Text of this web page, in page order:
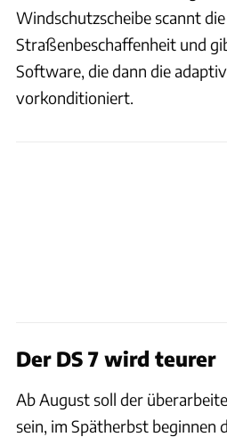
Windschutzscheibe scannt die
Straßenbeschaffenheit und
Software, die dann die
vorkonditioniert.
Der DS 7 wird teurer
Ab August soll der
sein, im Spätherbst beginnen